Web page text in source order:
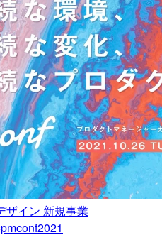
ザイン 新規事業